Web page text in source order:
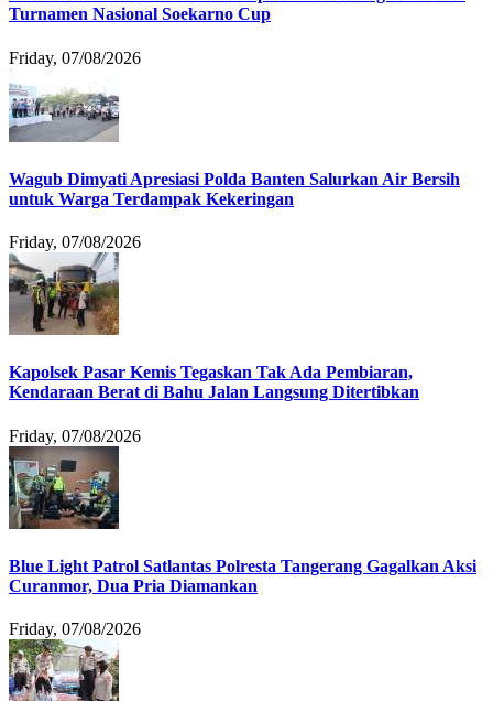
Turnamen Nasional Soekarno Cup
Friday, 07/08/2026
Wagub Dimyati Apresiasi Polda Banten Salurkan Air Bersih
untuk Warga Terdampak Kekeringan
Friday, 07/08/2026
Kapolsek Pasar Kemis Tegaskan Tak Ada Pembiaran,
Kendaraan Berat di Bahu Jalan Langsung Ditertibkan
Friday, 07/08/2026
Blue Light Patrol Satlantas Polresta Tangerang Gagalkan Aksi
Curanmor, Dua Pria Diamankan
Friday, 07/08/2026